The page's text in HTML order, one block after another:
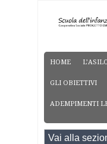
HOME
GLI OBIETTIVI
ADEMPIMENTI